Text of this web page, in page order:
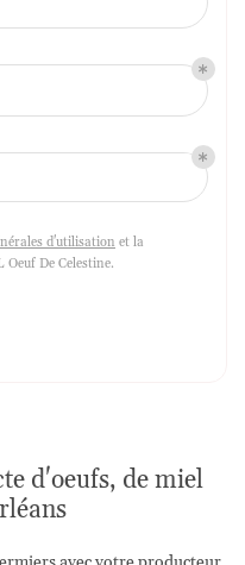
d'utilisation et la
Oeuf De Celestine.
d'oeufs, de miel